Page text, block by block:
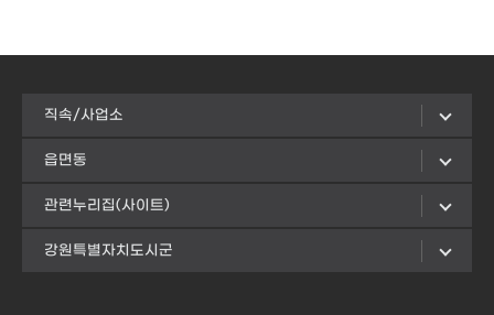
직속/사업소
읍면동
관련누리집(사이트)
강원특별자치도시군